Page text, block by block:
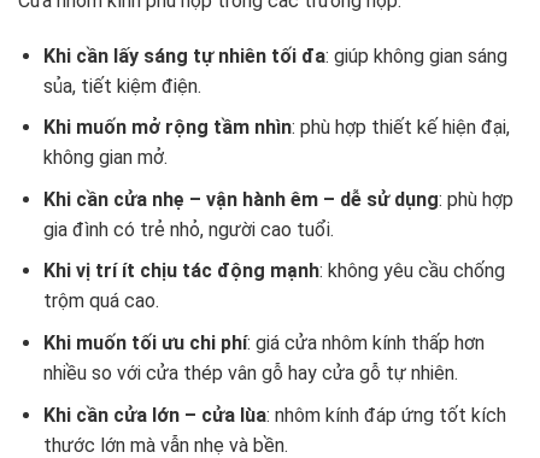
Khi cần lấy sáng tự nhiên tối đa: giúp không gian sáng
sủa, tiết kiệm điện.
Khi muốn mở rộng tầm nhìn: phù hợp thiết kế hiện đại,
không gian mở.
Khi cần cửa nhẹ – vận hành êm – dễ sử dụng: phù hợp
gia đình có trẻ nhỏ, người cao tuổi.
Khi vị trí ít chịu tác động mạnh: không yêu cầu chống
trộm quá cao.
Khi muốn tối ưu chi phí: giá cửa nhôm kính thấp hơn
nhiều so với cửa thép vân gỗ hay cửa gỗ tự nhiên.
Khi cần cửa lớn – cửa lùa: nhôm kính đáp ứng tốt kích
thước lớn mà vẫn nhẹ và bền.